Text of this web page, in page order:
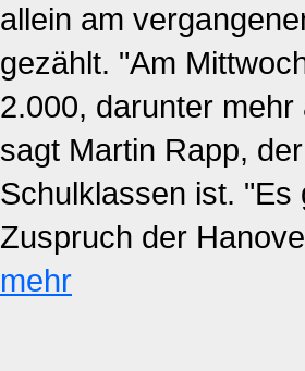
allein am
gezählt. "Am
2.000, darunter
sagt Martin Rapp,
Schulklassen ist.
Zuspruch der
mehr